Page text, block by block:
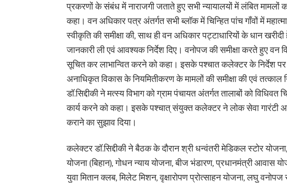
प्रकरणों के संबंध में नाराजगी जताते हुए सभी न्यायालयों में लंबित मामलों
कहा। वन अधिकार पत्र अंतर्गत सभी ब्लॉक में चिन्हित पांच गाँवों में महात्मा
स्वीकृति की समीक्षा की, साथ ही वन अधिकार पट्टाधारियों के धान
जानकारी ली एवं आवश्यक निर्देश दिए। वनोपज की समीक्षा करते हुए वन
सूचित कर लाभान्वित करने को कहा। इसके पश्चात कलेक्टर के
अनाधिकृत विकास के नियमितीकरण के मामलों की समीक्षा की एवं
डॉ.सिद्दीकी ने मत्स्य विभाग को ग्राम पंचायत अंतर्गत तालाबों को
कार्य करने को कहा। इसके पश्चात् संयुक्त कलेक्टर ने लोक सेवा गारंटी
कराने का सुझाव दिया।
कलेक्टर डॉ.सिद्दीकी ने बैठक के दौरान श्री धन्वंतरी मेडिकल स्टोर
योजना (बिहान), गोधन न्याय योजना, बीज भंडारण, प्रधानमंत्री आवास
युवा मितान क्लब, मिलेट मिशन, वृक्षारोपण प्रोत्साहन योजना, लघु